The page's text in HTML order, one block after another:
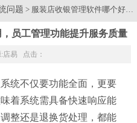
问题 > 服装店收银管理软件哪个好
员工管理功能提升服务质量
店易 点击：
统不仅要功能全面，更要
着系统需具备快速响应能
整还是退换货处理，都能